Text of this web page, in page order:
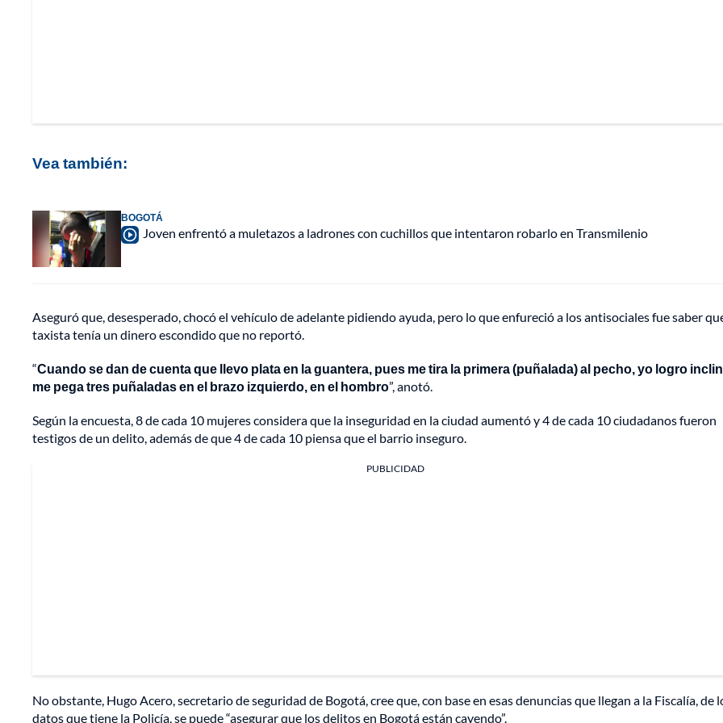
Vea también:
BOGOTÁ
Joven enfrentó a muletazos a ladrones con cuchillos que intentaron robarlo en Transmilenio
Aseguró que, desesperado, chocó el vehículo de adelante pidiendo ayuda, pero lo que enfureció a los antisociales fue saber
taxista tenía un dinero escondido que no reportó.
“Cuando se dan de cuenta que llevo plata en la guantera, pues me tira la primera (puñalada) al pecho, yo logro
me pega tres puñaladas en el brazo izquierdo, en el hombro”, anotó.
Según la encuesta, 8 de cada 10 mujeres considera que la inseguridad en la ciudad aumentó y 4 de cada 10 ciudadanos fueron
testigos de un delito, además de que 4 de cada 10 piensa que el barrio inseguro.
PUBLICIDAD
No obstante, Hugo Acero, secretario de seguridad de Bogotá, cree que, con base en esas denuncias que llegan a la Fiscalía, de
datos que tiene la Policía, se puede “asegurar que los delitos en Bogotá están cayendo”.